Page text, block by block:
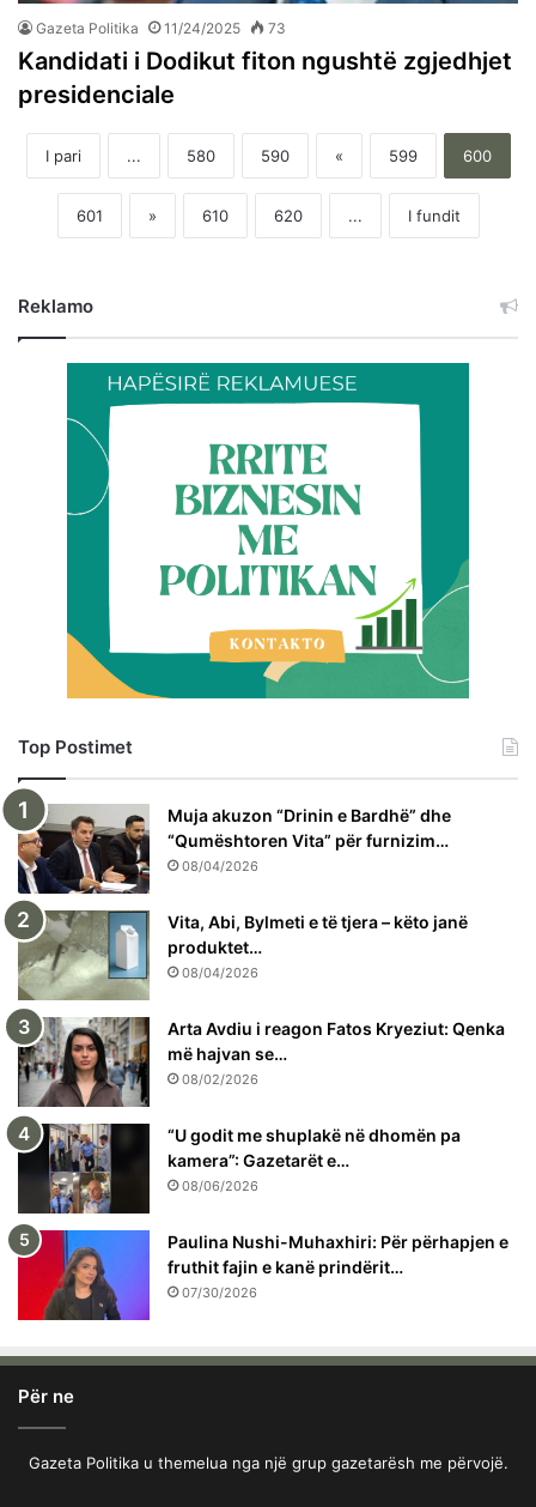
Gazeta Politika 11/24/2025 73
Kandidati i Dodikut fiton ngushtë zgjedhjet
presidenciale
I pari ... 580 590 « 599 600
601 » 610 620 ... I fundit
Reklamo
Top Postimet
Muja akuzon “Drinin e Bardhë” dhe
“Qumështoren Vita” për furnizim…
08/04/2026
Vita, Abi, Bylmeti e të tjera – këto janë
produktet…
08/04/2026
Arta Avdiu i reagon Fatos Kryeziut: Qenka
më hajvan se…
08/02/2026
“U godit me shuplakë në dhomën pa
kamera”: Gazetarët e…
08/06/2026
Paulina Nushi-Muhaxhiri: Për përhapjen e
fruthit fajin e kanë prindërit…
07/30/2026
Për ne
Gazeta Politika u themelua nga një grup gazetarësh me përvojë.